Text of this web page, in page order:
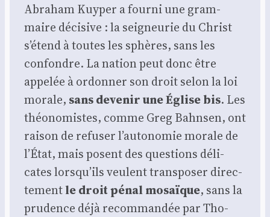
Abra­ham Kuy­per a four­ni une gram­
maire déci­sive : la sei­gneu­rie du Christ
s’étend à toutes les sphères, sans les
confondre. La nation peut donc être
appe­lée à ordon­ner son droit selon la loi
morale, sans deve­nir une Église bis. Les
théo­no­mistes, comme Greg Bahn­sen, ont
rai­son de refu­ser l’autonomie morale de
l’État, mais posent des ques­tions déli­
cates lorsqu’ils veulent trans­po­ser direc­
te­mentle droit pénal mosaïque, sans la
pru­dence déjà recom­man­dée par Tho­